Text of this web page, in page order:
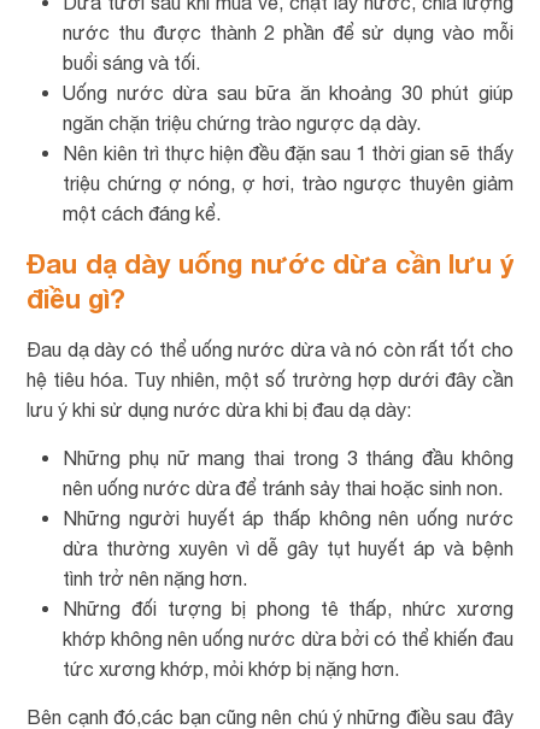
nước thu được thành 2 phần để sử dụng vào mỗi
buổi sáng và tối.
Uống nước dừa sau bữa ăn khoảng 30 phút giúp
ngăn chặn triệu chứng trào ngược dạ dày.
Nên kiên trì thực hiện đều đặn sau 1 thời gian sẽ thấy
triệu chứng ợ nóng, ợ hơi, trào ngược thuyên giảm
một cách đáng kể.
Đau dạ dày uống nước dừa cần lưu ý
điều gì?
Đau dạ dày có thể uống nước dừa và nó còn rất tốt cho
hệ tiêu hóa. Tuy nhiên, một số trường hợp dưới đây cần
lưu ý khi sử dụng nước dừa khi bị đau dạ dày:
Những phụ nữ mang thai trong 3 tháng đầu không
nên uống nước dừa để tránh sảy thai hoặc sinh non.
Những người huyết áp thấp không nên uống nước
dừa thường xuyên vì dễ gây tụt huyết áp và bệnh
tình trở nên nặng hơn.
Những đối tượng bị phong tê thấp, nhức xương
khớp không nên uống nước dừa bởi có thể khiến đau
tức xương khớp, mỏi khớp bị nặng hơn.
Bên cạnh đó,các bạn cũng nên chú ý những điều sau đây